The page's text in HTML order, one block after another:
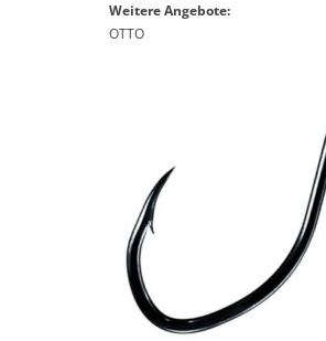
Weitere Angebote:
OTTO